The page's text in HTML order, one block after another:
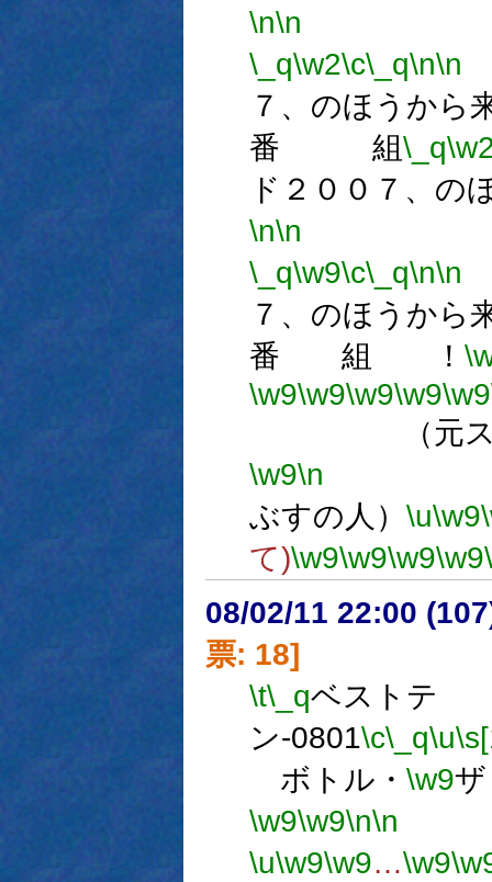
\n\n
\_q\w2\c\_q\n\n
７、のほうから
番 組\_q
ド２００７、の
\n\n
\_q\w9\c\_q\n\n
７、のほうから
番 組 ！
\w9\w9\w9\w9\w9
（元スク
\w9\n
ぶすの人） \u\w9
て)\w9\w9\w9\w9
08/02/11 22:00
票: 18]
\t\_qベストテ
ン-0801\c\_q\u
ボトル・ \w9
\w9\w9\n\n
\u\w9\w9…\w9